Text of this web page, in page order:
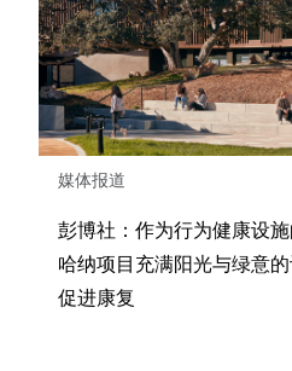
媒体报道
彭博社：作为行为健康设
哈纳项目充满阳光与绿意
促进康复